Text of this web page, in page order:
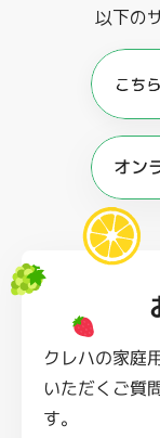
以下の
オン
クレハの家庭
いただくご質
す。